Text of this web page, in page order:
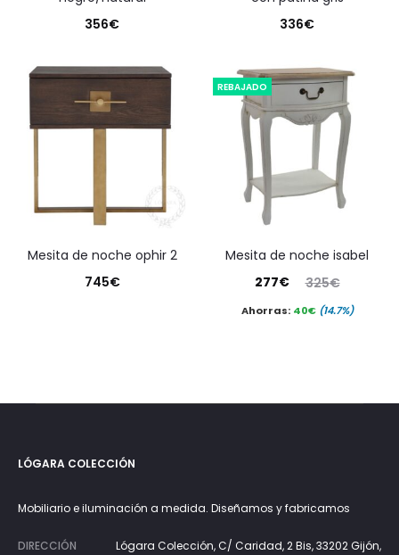
356€
336€
mesita de noche ophir 2
745€
REBAJADO
mesita de noche isabel
325€
El
precio
277€
precioAhorras: 40€ (14.7%)
LÓGARA COLECCIÓN
Mobiliario e iluminación a medida. Diseñamos y fabricamos
DIRECCIÓN
Lógara Colección, C/ Caridad, 2 Bis, 33202 Gijón,